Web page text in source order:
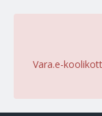
Vara.e-